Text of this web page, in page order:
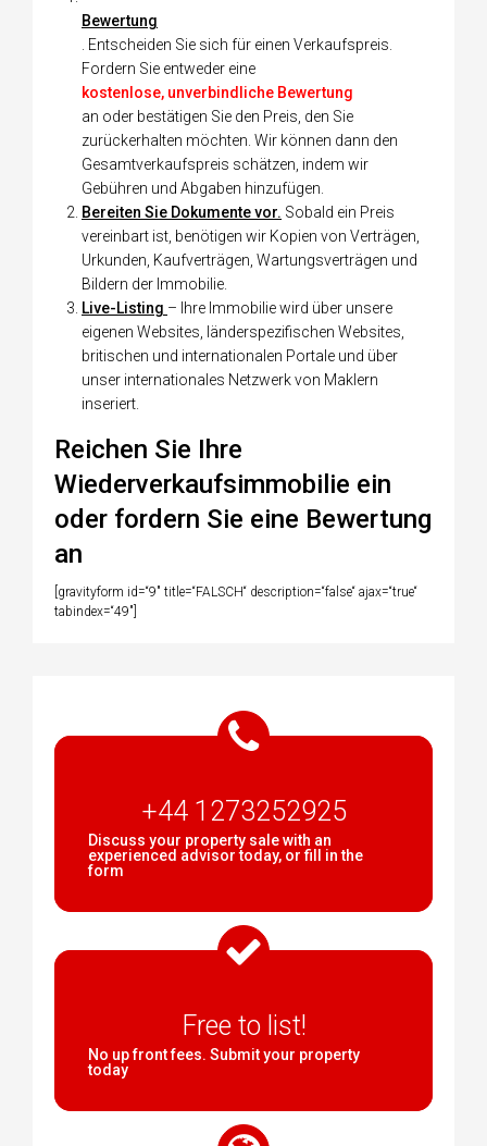
Bewertung
. Entscheiden Sie sich für einen Verkaufspreis.
Fordern Sie entweder eine
kostenlose, unverbindliche Bewertung
an oder bestätigen Sie den Preis, den Sie
zurückerhalten möchten. Wir können dann den
Gesamtverkaufspreis schätzen, indem wir
Gebühren und Abgaben hinzufügen.
Bereiten Sie Dokumente vor. Sobald ein Preis
vereinbart ist, benötigen wir Kopien von Verträgen,
Urkunden, Kaufverträgen, Wartungsverträgen und
Bildern der Immobilie.
Live-Listing – Ihre Immobilie wird über unsere
eigenen Websites, länderspezifischen Websites,
britischen und internationalen Portale und über
unser internationales Netzwerk von Maklern
inseriert.
Reichen Sie Ihre
Wiederverkaufsimmobilie ein
oder fordern Sie eine Bewertung
an
[gravityform id=“9″ title=“FALSCH“ description=“false“ ajax=“true“
tabindex=“49″]
+44 1273252925
Discuss your property sale with an
experienced advisor today, or fill in the
form
Free to list!
No up front fees. Submit your property
today